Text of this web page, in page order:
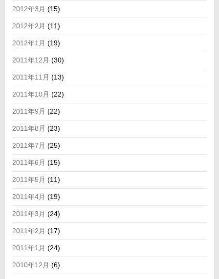
2012年3月 (15)
2012年2月 (11)
2012年1月 (19)
2011年12月 (30)
2011年11月 (13)
2011年10月 (22)
2011年9月 (22)
2011年8月 (23)
2011年7月 (25)
2011年6月 (15)
2011年5月 (11)
2011年4月 (19)
2011年3月 (24)
2011年2月 (17)
2011年1月 (24)
2010年12月 (6)